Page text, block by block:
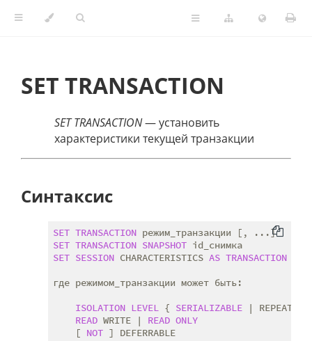
SET TRANSACTION
SET TRANSACTION— установить
характеристики текущей транзакции
Синтаксис
SET TRANSACTION
SET TRANSACTION SNAPSHOT
SET SESSION CHARACTERISTICS AS TRANSACTION
где режимом_транзакции может быть:
ISOLATION LEVEL { SERIALIZABLE |
READ WRITE | READ ONLY
    [
NOT